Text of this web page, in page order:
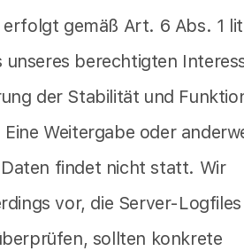
erfolgt gemäß Art. 6 Abs. 1
unseres berechtigten
der Stabilität und
Weitergabe oder
findet nicht statt. Wir
vor, die Server-Logfiles
sollten konkrete